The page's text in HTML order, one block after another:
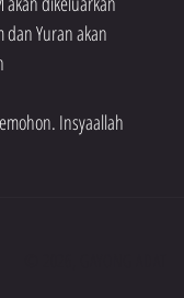
Yuran akan
Insyaallah